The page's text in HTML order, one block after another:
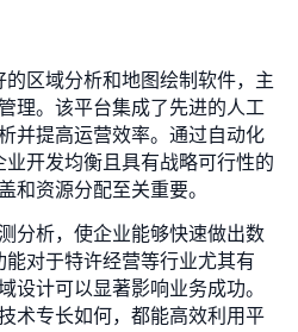
的区域分析和地图绘制软件，主
理。该平台集成了先进的人工
并提高运营效率。通过自动化
开发均衡且具有战略可行性的
和资源分配至关重要。
分析，使企业能够快速做出数
对于特许经营等行业尤其有
设计可以显著影响业务成功。
术专长如何，都能高效利用平